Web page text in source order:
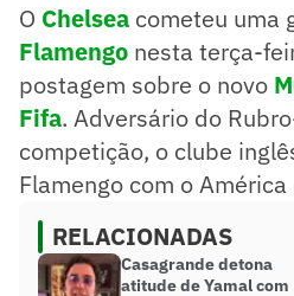
O Chelsea cometeu uma
Flamengo nesta terça-
postagem sobre o novo
Fifa. Adversário do
competição, o clube
Flamengo com o
RELACIONADAS
Casagrande detona
atitude de Yamal com